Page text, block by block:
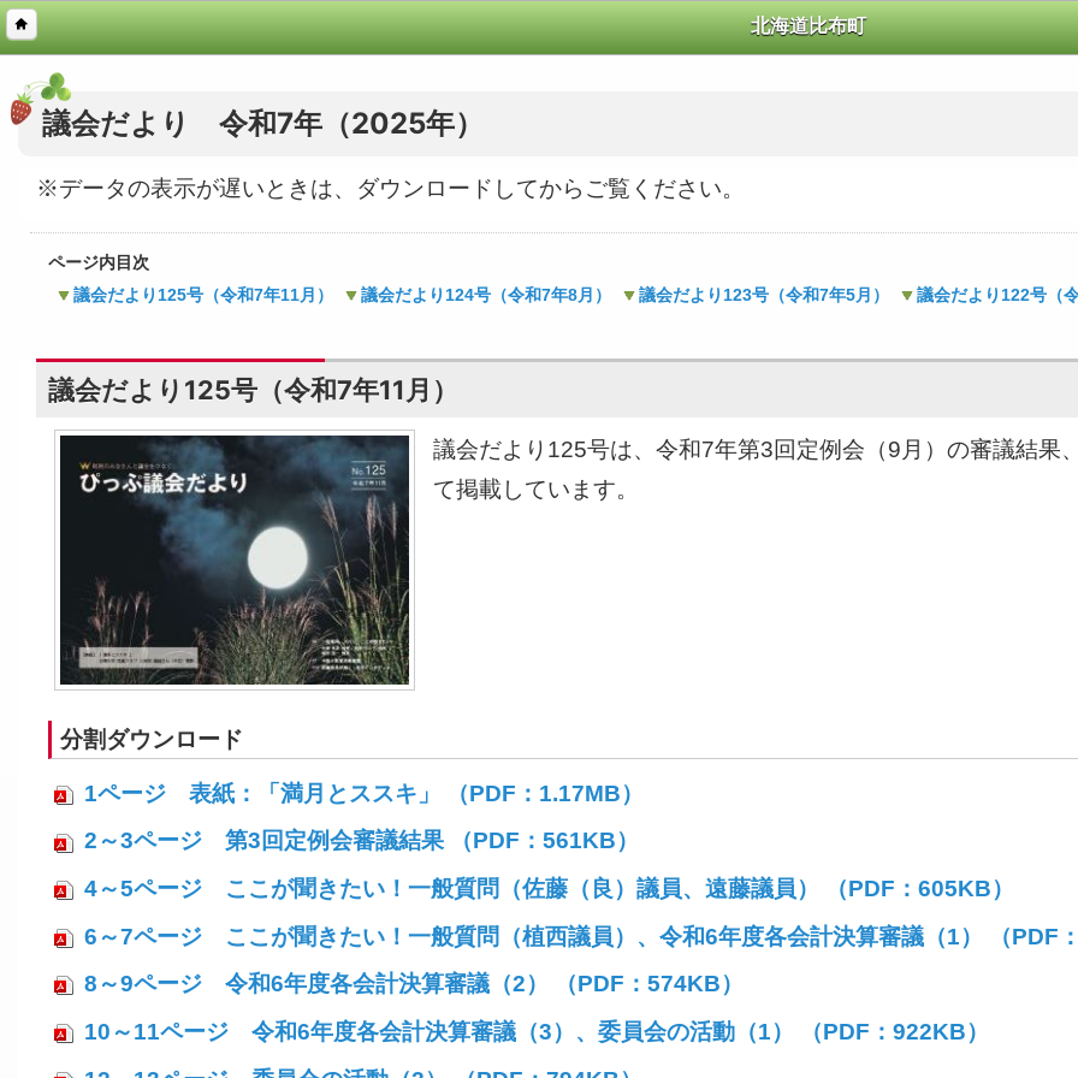
北海道比布町
議会だより 令和7年（2025年）
※データの表示が遅いときは、ダウンロードしてからご覧ください。
ページ内目次
議会だより125号（令和7年11月） 議会だより124号（令和7年8月） 議会だより123号（令和7年5月） 議会だより122号（
議会だより125号（令和7年11月）
議会だより125号は、令和7年第3回定例会（9月）の審議結果
て掲載しています。
分割ダウンロード
1ページ 表紙：「満月とススキ」 （PDF：1.17MB）
2～3ページ 第3回定例会審議結果 （PDF：561KB）
4～5ページ ここが聞きたい！一般質問（佐藤（良）議員、遠藤議員） （PDF：605KB）
6～7ページ ここが聞きたい！一般質問（植西議員）、令和6年度各会計決算審議（1） （PDF
8～9ページ 令和6年度各会計決算審議（2） （PDF：574KB）
10～11ページ 令和6年度各会計決算審議（3）、委員会の活動（1） （PDF：922KB）